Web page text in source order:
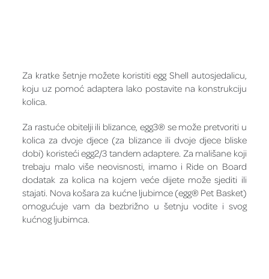
Za kratke šetnje možete koristiti egg Shell autosjedalicu,
koju uz pomoć adaptera lako postavite na konstrukciju
kolica.
Za rastuće obitelji ili blizance, egg3® se može pretvoriti u
kolica za dvoje djece (za blizance ili dvoje djece bliske
dobi) koristeći egg2/3 tandem adaptere. Za mališane koji
trebaju malo više neovisnosti, imamo i Ride on Board
dodatak za kolica na kojem veće dijete može sjediti ili
stajati. Nova košara za kućne ljubimce (egg® Pet Basket)
omogućuje vam da bezbrižno u šetnju vodite i svog
kućnog ljubimca.